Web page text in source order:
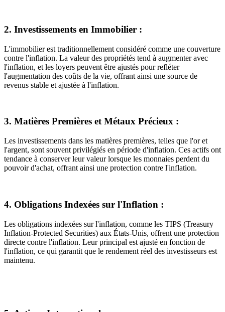
2. Investissements en Immobilier :
L'immobilier est traditionnellement considéré comme une couverture
contre l'inflation. La valeur des propriétés tend à augmenter avec
l'inflation, et les loyers peuvent être ajustés pour refléter
l'augmentation des coûts de la vie, offrant ainsi une source de
revenus stable et ajustée à l'inflation.
3. Matières Premières et Métaux Précieux :
Les investissements dans les matières premières, telles que l'or et
l'argent, sont souvent privilégiés en période d'inflation. Ces actifs ont
tendance à conserver leur valeur lorsque les monnaies perdent du
pouvoir d'achat, offrant ainsi une protection contre l'inflation.
4. Obligations Indexées sur l'Inflation :
Les obligations indexées sur l'inflation, comme les TIPS (Treasury
Inflation-Protected Securities) aux États-Unis, offrent une protection
directe contre l'inflation. Leur principal est ajusté en fonction de
l'inflation, ce qui garantit que le rendement réel des investisseurs est
maintenu.